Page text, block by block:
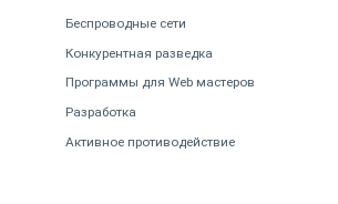
Беспроводные сети
Конкурентная разведка
Программы для Web мастеров
Разработка
Активное противодействие